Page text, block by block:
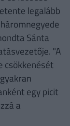
legalább
Sánta
"A
csökkenését
egy picit
a